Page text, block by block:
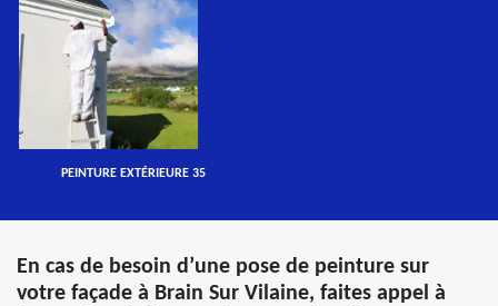
PEINTURE EXTÉRIEURE 35
En cas de besoin d’une pose de peinture sur
votre façade à Brain Sur Vilaine, faites appel à